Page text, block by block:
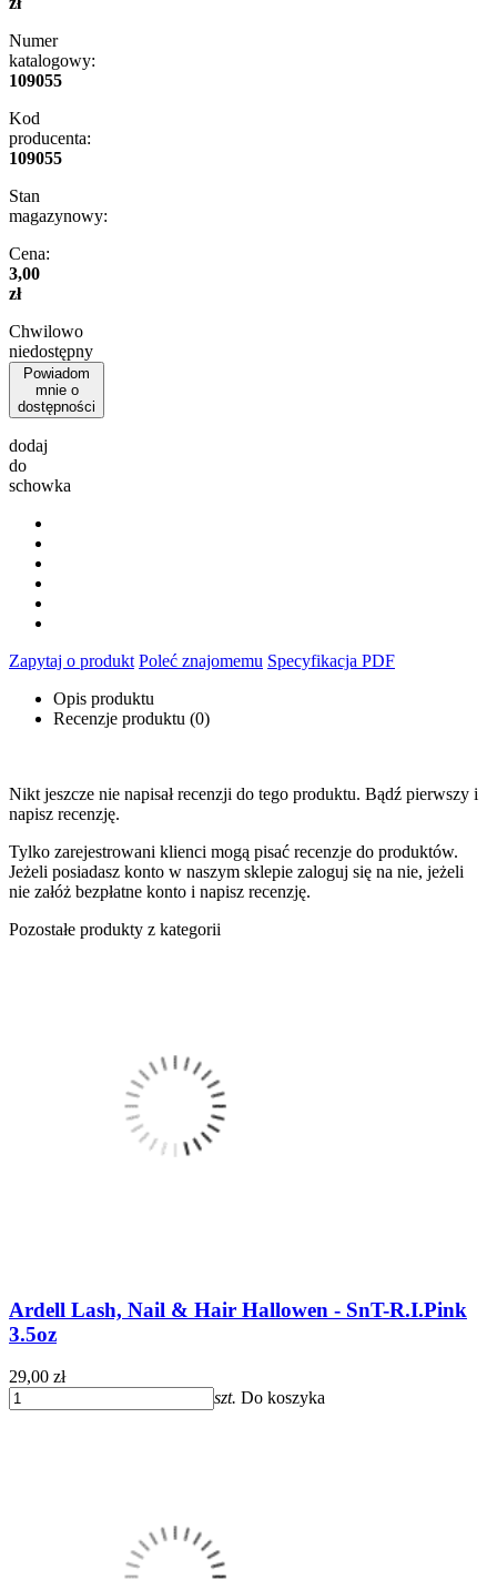
Numer
katalogowy:
109055
Kod
producenta:
109055
Stan
magazynowy:
Cena:
3,00
zł
Chwilowo
niedostępny
Powiadom
mnie o
dostępności
dodaj
do
schowka
Zapytaj o produkt Poleć znajomemu Specyfikacja PDF
Opis produktu
Recenzje produktu (0)
Nikt jeszcze nie napisał recenzji do tego produktu. Bądź pierwszy i
napisz recenzję.
Tylko zarejestrowani klienci mogą pisać recenzje do produktów.
Jeżeli posiadasz konto w naszym sklepie zaloguj się na nie, jeżeli
nie załóż bezpłatne konto i napisz recenzję.
Pozostałe produkty z kategorii
Ardell Lash, Nail & Hair Hallowen - SnT-R.I.Pink
3.5oz
29,00 zł
szt. Do koszyka